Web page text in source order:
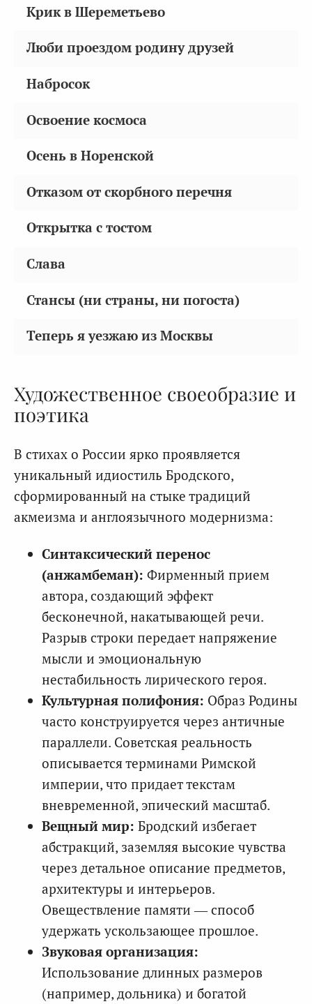
Крик в Шереметьево
Люби проездом родину друзей
Набросок
Освоение космоса
Осень в Норенской
Отказом от скорбного перечня
Открытка с тостом
Слава
Стансы (ни страны, ни погоста)
Теперь я уезжаю из Москвы
Художественное своеобразие и
поэтика
В стихах о России ярко проявляется
уникальный идиостиль Бродского,
сформированный на стыке традиций
акмеизма и англоязычного модернизма:
Синтаксический перенос
(анжамбеман): Фирменный прием
автора, создающий эффект
бесконечной, накатывающей речи.
Разрыв строки передает напряжение
мысли и эмоциональную
нестабильность лирического героя.
Культурная полифония: Образ Родины
часто конструируется через античные
параллели. Советская реальность
описывается терминами Римской
империи, что придает текстам
вневременной, эпический масштаб.
Вещный мир: Бродский избегает
абстракций, заземляя высокие чувства
через детальное описание предметов,
архитектуры и интерьеров.
Овеществление памяти — способ
удержать ускользающее прошлое.
Звуковая организация:
Использование длинных размеров
(например, дольника) и богатой